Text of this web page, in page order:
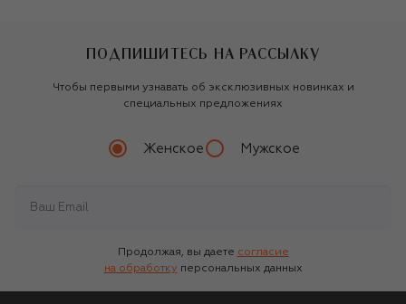
ПОДПИШИТЕСЬ НА РАССЫЛКУ
Чтобы первыми узнавать об эксклюзивных новинках и
специальных предложениях
Женское Мужское
Продолжая, вы даете согласие
на обработку персональных данных